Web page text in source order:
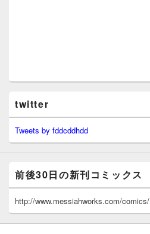
twitter
Tweets by fddcddhdd
前後30日の新刊コミックス
http://www.messiahworks.com/comics/